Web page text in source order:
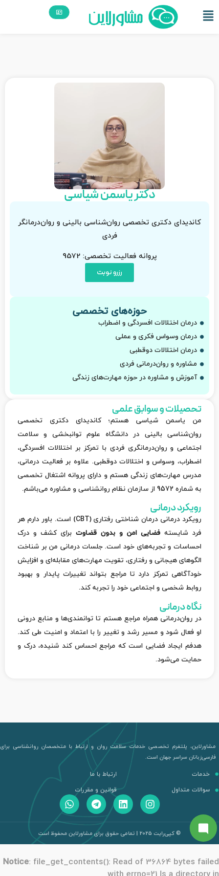
دکتر یاسمن شیاسی
کاندیدای دکتری تخصصی روان‌شناسی بالینی و روان‌درمانگر
فردی
پروانه فعالیت تخصصی: 9572
رزرو نوبت
حوزه‌های تخصصی
درمان اختلالات افسردگی و اضطراب
درمان وسواس فکری و عملی
درمان اختلالات دوقطبی
مشاوره و روان‌درمانی فردی
آموزش و مشاوره در حوزه مهارت‌های زندگی
تحصیلات و سوابق علمی
من یاسمن شیاسی هستم؛ کاندیدای دکتری تخصصی
روان‌شناسی بالینی در دانشگاه علوم توانبخشی و سلامت
اجتماعی و روان‌درمانگری فردی با تمرکز بر اختلالات افسردگی،
اضطراب، وسواس و اختلالات دوقطبی. علاوه بر فعالیت درمانی،
مدرس مهارت‌های زندگی هستم و دارای پروانه اشتغال تخصصی
به شماره 9572 از سازمان نظام روانشناسی و مشاوره می‌باشم.
رویکرد درمانی
رویکرد درمانی درمان شناختی رفتاری (CBT) است. باور دارم هر
فرد شایسته فضایی امن و بدون قضاوت برای کشف و درک
احساسات و تجربه‌های خود است. جلسات درمانی من بر شناخت
الگوهای هیجانی و رفتاری، تقویت مهارت‌های مقابله‌ای و افزایش
خودآگاهی تمرکز دارد تا مراجع بتواند تغییرات پایدار و بهبود
روابط شخصی و اجتماعی خود را تجربه کند.
نگاه درمانی
در روان‌درمانی همراه مراجع هستم تا توانمندی‌ها و منابع درونی
او فعال شود و مسیر رشد و تغییر را با اعتماد و امنیت طی کند.
هدفم ایجاد فضایی است که مراجع احساس کند شنیده، درک و
حمایت می‌شود.
مشاورلاین، پلتفرم تخصصی خدمات سلامت روان و ارتباط با متخصصان روانشناسی برای
فارسی‌زبانان سراسر جهان است.
خدمات
سوالات متداول
ارتباط با ما
قوانین و مقررات
© کپی‌رایت 2025 | تمامی حقوق برای مشاورلاین محفوظ است
Notice: file_get_contents(): Read of 36864 bytes failed